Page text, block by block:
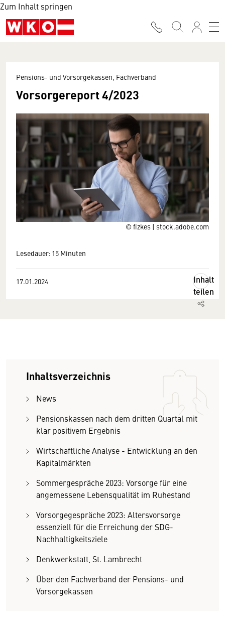
Zum Inhalt springen
© fizkes | stock.adobe.com
Pensions- und Vorsorgekassen, Fachverband
Vorsorgereport 4/2023
Lesedauer: 15 Minuten
17.01.2024
Inhalt
teilen
Inhaltsverzeichnis
News
Pensionskassen nach dem dritten Quartal mit
klar positivem Ergebnis
Wirtschaftliche Analyse - Entwicklung an den
Kapitalmärkten
Sommergespräche 2023: Vorsorge für eine
angemessene Lebensqualität im Ruhestand
Vorsorgegespräche 2023: Altersvorsorge
essenziell für die Erreichung der SDG-
Nachhaltigkeitsziele
Denkwerkstatt, St. Lambrecht
Über den Fachverband der Pensions- und
Vorsorgekassen